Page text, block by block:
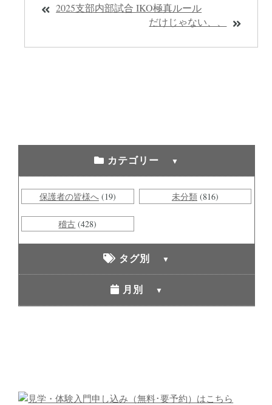
2025支部内部試合 IKO極真ルール
だけじゃない、、
カテゴリー
保護者の皆様へ(19) 未分類(816)
稽古 (428)
タグ別
月別